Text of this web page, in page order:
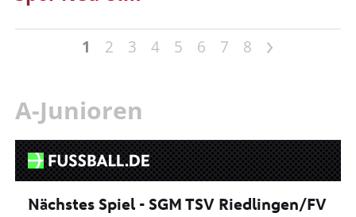
1 2 3 4 5 6 7 8 >
A-Junioren